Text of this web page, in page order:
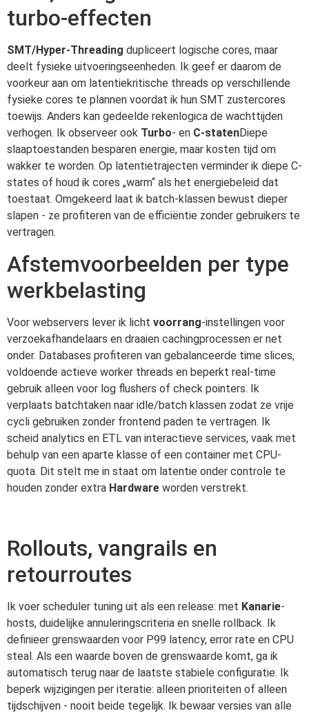
turbo-effecten
SMT/Hyper-Threading dupliceert logische cores, maar
deelt fysieke uitvoeringseenheden. Ik geef er daarom de
voorkeur aan om latentiekritische threads op verschillende
fysieke cores te plannen voordat ik hun SMT zustercores
toewijs. Anders kan gedeelde rekenlogica de wachttijden
verhogen. Ik observeer ook Turbo- en C-statenDiepe
slaaptoestanden besparen energie, maar kosten tijd om
wakker te worden. Op latentietrajecten verminder ik diepe C-
states of houd ik cores „warm“ als het energiebeleid dat
toestaat. Omgekeerd laat ik batch-klassen bewust dieper
slapen - ze profiteren van de efficiëntie zonder gebruikers te
vertragen.
Afstemvoorbeelden per type
werkbelasting
Voor webservers lever ik licht voorrang-instellingen voor
verzoekafhandelaars en draaien cachingprocessen er net
onder. Databases profiteren van gebalanceerde time slices,
voldoende actieve worker threads en beperkt real-time
gebruik alleen voor log flushers of check pointers. Ik
verplaats batchtaken naar idle/batch klassen zodat ze vrije
cycli gebruiken zonder frontend paden te vertragen. Ik
scheid analytics en ETL van interactieve services, vaak met
behulp van een aparte klasse of een container met CPU-
quota. Dit stelt me in staat om latentie onder controle te
houden zonder extra Hardware worden verstrekt.
Rollouts, vangrails en
retourroutes
Ik voer scheduler tuning uit als een release: met Kanarie-
hosts, duidelijke annuleringscriteria en snelle rollback. Ik
definieer grenswaarden voor P99 latency, error rate en CPU
steal. Als een waarde boven de grenswaarde komt, ga ik
automatisch terug naar de laatste stabiele configuratie. Ik
beperk wijzigingen per iteratie: alleen prioriteiten of alleen
tijdschijven - nooit beide tegelijk. Ik bewaar versies van alle